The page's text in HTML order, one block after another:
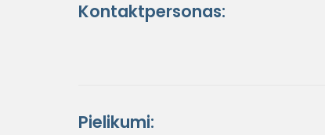
Kontaktpersonas:
Pielikumi: